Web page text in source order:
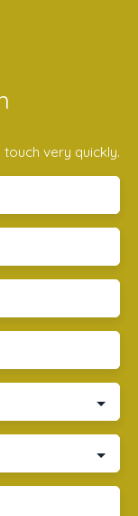
very quickly.